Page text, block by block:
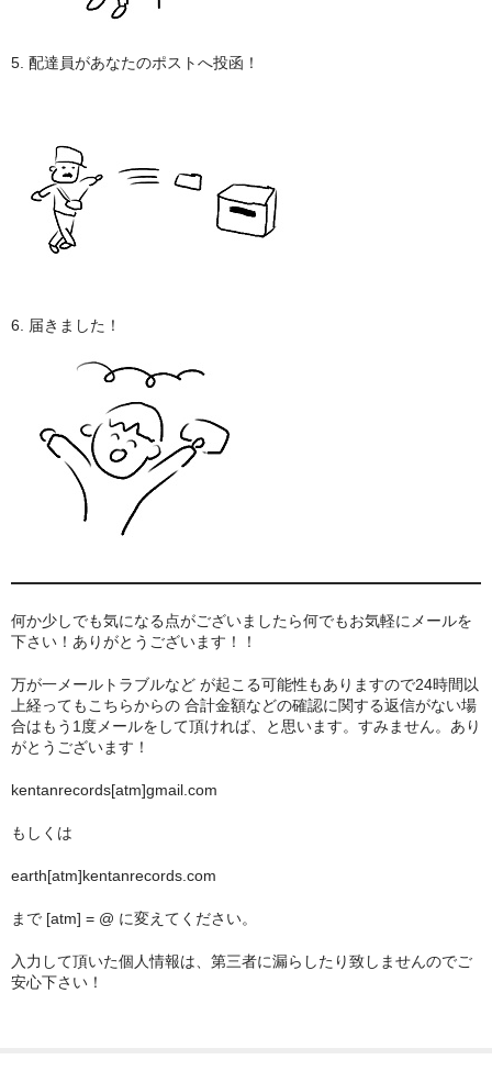
5. 配達員があなたのポストへ投函！
6. 届きました！
何か少しでも気になる点がございましたら何でもお気軽にメールを
下さい！ありがとうございます！！
万が一メールトラブルなど が起こる可能性もありますので24時間以
上経ってもこちらからの 合計金額などの確認に関する返信がない場
合はもう1度メールをして頂ければ、と思います。すみません。あり
がとうございます！
kentanrecords[atm]gmail.com
もしくは
earth[atm]kentanrecords.com
まで [atm] = @ に変えてください。
入力して頂いた個人情報は、第三者に漏らしたり致しませんのでご
安心下さい！